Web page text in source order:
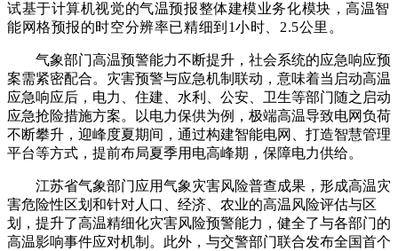
试基于计算机视觉的气温预报整体建模业务化模块，高温智
能网格预报的时空分辨率已精细到1小时、2.5公里。
气象部门高温预警能力不断提升，社会系统的应急响应预
案需紧密配合。灾害预警与应急机制联动，意味着当启动高温
应急响应后，电力、住建、水利、公安、卫生等部门随之启动
应急抢险措施方案。以电力保供为例，极端高温导致电网负荷
不断攀升，迎峰度夏期间，通过构建智能电网、打造智慧管理
平台等方式，提前布局夏季用电高峰期，保障电力供给。
江苏省气象部门应用气象灾害风险普查成果，形成高温灾
害危险性区划和针对人口、经济、农业的高温风险评估与区
划，提升了高温精细化灾害风险预警能力，健全了与各部门的
高温影响事件应对机制。此外，与交警部门联合发布全国首个